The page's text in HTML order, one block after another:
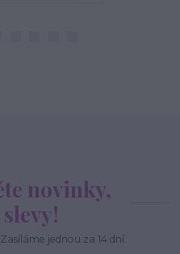
novinky,
jednou za 14 dní.